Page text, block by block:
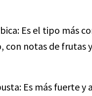
Es el tipo más
con notas de frutas
Es más fuerte